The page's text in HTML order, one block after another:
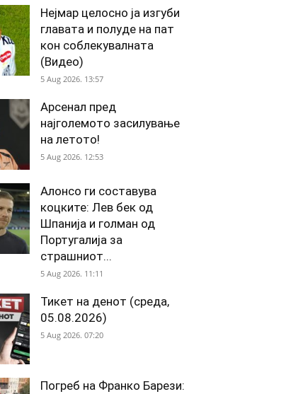
Нејмар целосно ја изгуби
главата и полуде на пат
кон соблекувалната
(Видео)
5 Aug 2026. 13:57
Арсенал пред
најголемото засилување
на летото!
5 Aug 2026. 12:53
Алонсо ги составува
коцките: Лев бек од
Шпанија и голман од
Португалија за
страшниот...
5 Aug 2026. 11:11
Тикет на денот (среда,
05.08.2026)
5 Aug 2026. 07:20
Погреб на Франко Барези: